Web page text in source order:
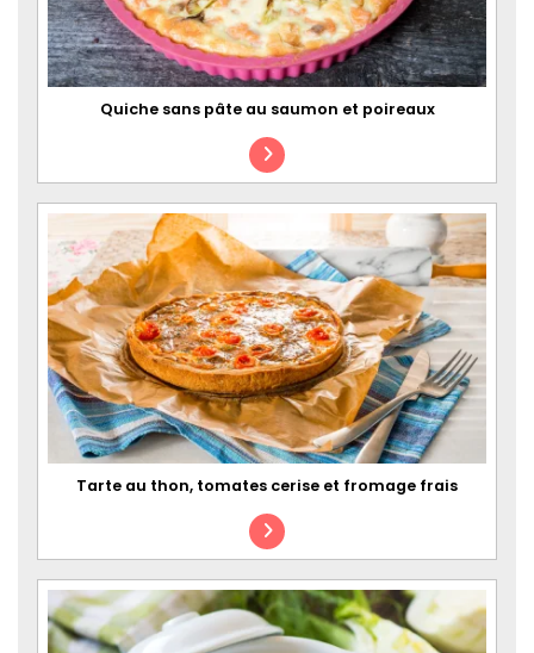
Quiche sans pâte au saumon et poireaux
Tarte au thon, tomates cerise et fromage frais